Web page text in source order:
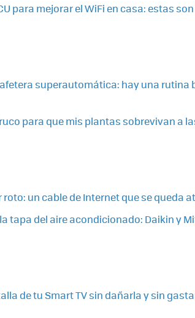
para mejorar el WiFi en casa: estas
superautomática: hay una rutina
para que mis plantas sobrevivan a
un cable de Internet que se queda
tapa del aire acondicionado: Daikin y
de tu Smart TV sin dañarla y sin